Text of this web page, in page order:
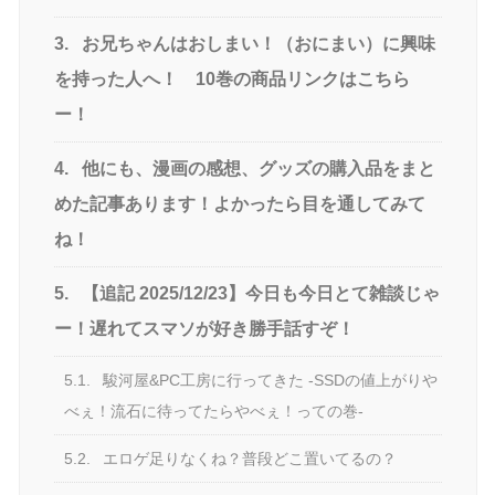
3.
お兄ちゃんはおしまい！（おにまい）に興味
を持った人へ！ 10巻の商品リンクはこちら
ー！
4.
他にも、漫画の感想、グッズの購入品をまと
めた記事あります！よかったら目を通してみて
ね！
5.
【追記 2025/12/23】今日も今日とて雑談じゃ
ー！遅れてスマソが好き勝手話すぞ！
5.1.
駿河屋&PC工房に行ってきた -SSDの値上がりや
べぇ！流石に待ってたらやべぇ！っての巻-
5.2. エロゲ足りなくね？普段どこ置いてるの？